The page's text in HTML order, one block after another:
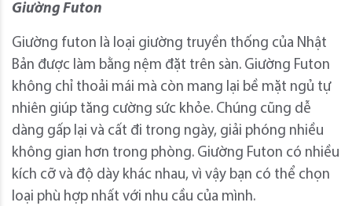
Giường Futon
Giường futon là loại giường truyền thống của Nhật
Bản được làm bằng nệm đặt trên sàn. Giường Futon
không chỉ thoải mái mà còn mang lại bề mặt ngủ tự
nhiên giúp tăng cường sức khỏe. Chúng cũng dễ
dàng gấp lại và cất đi trong ngày, giải phóng nhiều
không gian hơn trong phòng. Giường Futon có nhiều
kích cỡ và độ dày khác nhau, vì vậy bạn có thể chọn
loại phù hợp nhất với nhu cầu của mình.